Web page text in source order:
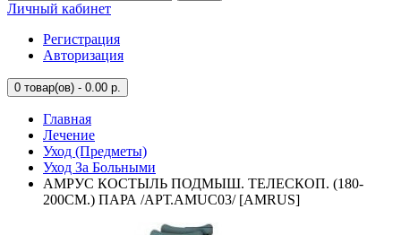
Личный кабинет
Регистрация
Авторизация
0 товар(ов) - 0.00 р.
Главная
Лечение
Уход (Предметы)
Уход За Больными
АМРУС КОСТЫЛЬ ПОДМЫШ. ТЕЛЕСКОП. (180-
200СМ.) ПАРА /АРТ.AMUC03/ [AMRUS]